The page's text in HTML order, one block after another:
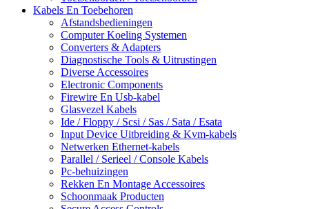
Kabels En Toebehoren
Afstandsbedieningen
Computer Koeling Systemen
Converters & Adapters
Diagnostische Tools & Uitrustingen
Diverse Accessoires
Electronic Components
Firewire En Usb-kabel
Glasvezel Kabels
Ide / Floppy / Scsi / Sas / Sata / Esata
Input Device Uitbreiding & Kvm-kabels
Netwerken Ethernet-kabels
Parallel / Serieel / Console Kabels
Pc-behuizingen
Rekken En Montage Accessoires
Schoonmaak Producten